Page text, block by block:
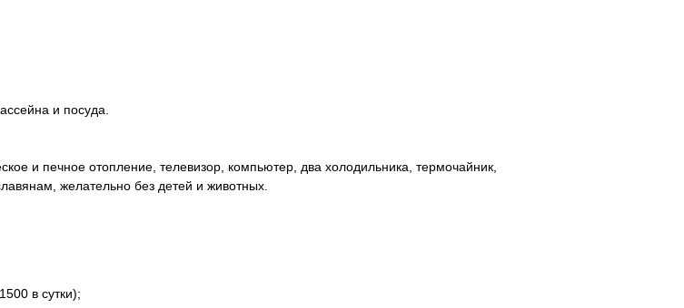
и посуда.
и печное отопление, телевизор, компьютер, два холодильника, термочайник,
желательно без детей и животных.
в сутки);